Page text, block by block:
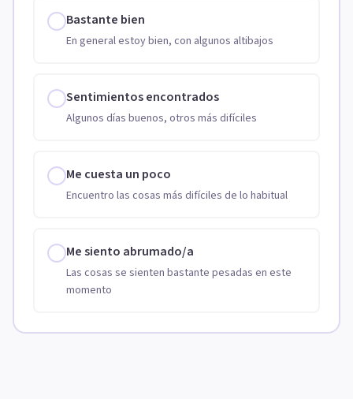
Bastante bien
En general estoy bien, con algunos altibajos
Sentimientos encontrados
Algunos días buenos, otros más difíciles
Me cuesta un poco
Encuentro las cosas más difíciles de lo habitual
Me siento abrumado/a
Las cosas se sienten bastante pesadas en este
momento